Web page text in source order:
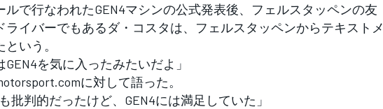
で行なわれたGEN4マシンの公式発表後、フェルスタッペンの友
ライバーでもあるダ・コスタは、フェルスタッペンからテキストメ
いう。
GEN4を気に入ったみたいだよ」
に対して語った。
批判的だったけど、GEN4には満足していた」